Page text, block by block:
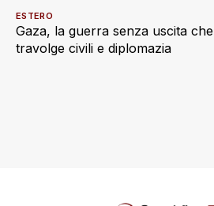
Gaza, la guerra senza uscita che
travolge civili e diplomazia
ESTERO